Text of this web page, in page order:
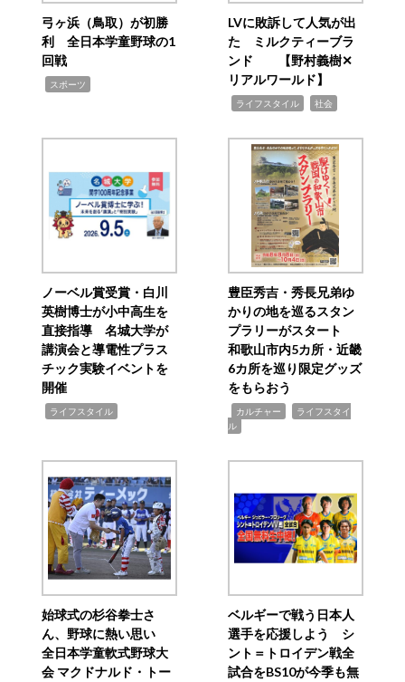
弓ヶ浜（鳥取）が初勝
利 全日本学童野球の1
回戦
スポーツ
LVに敗訴して人気が出
た ミルクティーブラ
ンド 【野村義樹✕
リアルワールド】
ライフスタイル 社会
ノーベル賞受賞・白川
英樹博士が小中高生を
直接指導 名城大学が
講演会と導電性プラス
チック実験イベントを
開催
ライフスタイル
豊臣秀吉・秀長兄弟ゆ
かりの地を巡るスタン
プラリーがスタート
和歌山市内5カ所・近畿
6カ所を巡り限定グッズ
をもらおう
カルチャー
ライフスタイ
ル
始球式の杉谷拳士さ
ん、野球に熱い思い
全日本学童軟式野球大
会 マクドナルド・トー
ベルギーで戦う日本人
選手を応援しよう シ
ント＝トロイデン戦全
試合をBS10が今季も無